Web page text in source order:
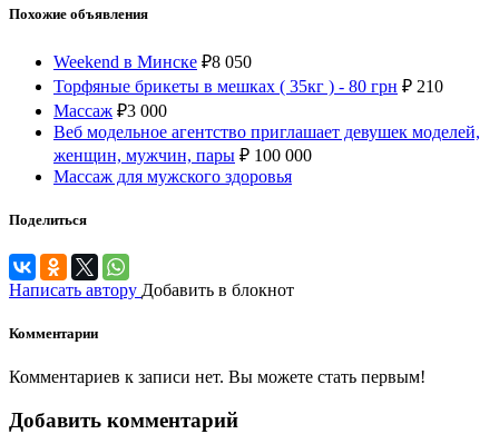
Похожие объявления
Weekend в Минске ₽8 050
Торфяные брикеты в мешках ( 35кг ) - 80 грн ₽ 210
Массаж ₽3 000
Веб модельное агентство приглашает девушек моделей,
женщин, мужчин, пары ₽ 100 000
Массаж для мужского здоровья
Поделиться
Написать автору Добавить в блокнот
Комментарии
Комментариев к записи нет. Вы можете стать первым!
Добавить комментарий